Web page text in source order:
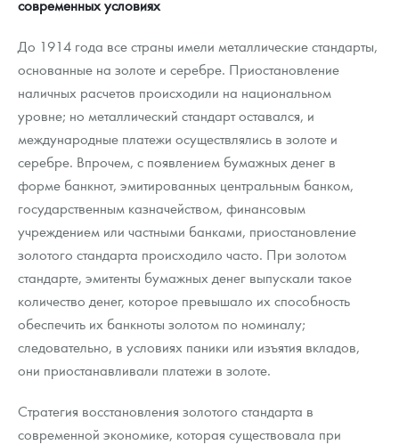
Аксессуары
Гарри Поттер
Флот: ледоколы и корабли
Жетоны "Необыкновенные обитатели глубин"
Ювелирные изделия
Русская нумизматика
Золотая карманная галерея
Наборы подарочных и коллекционных монет
Монеты и жетоны из недрагоценных металлов
Памятка для работы с монетами из драгметаллов
Условия возврата
Политика конфиденциальности
Политика использования Cookies
Положение по обработке и защите персональных данных
Скупка слитков
Наши преимущества
Письмо директору
современных условиях
До 1914 года все страны имели металлические стандарты,
основанные на золоте и серебре. Приостановление
наличных расчетов происходили на национальном
уровне; но металлический стандарт оставался, и
международные платежи осуществлялись в золоте и
серебре. Впрочем, с появлением бумажных денег в
форме банкнот, эмитированных центральным банком,
государственным казначейством, финансовым
учреждением или частными банками, приостановление
золотого стандарта происходило часто. При золотом
стандарте, эмитенты бумажных денег выпускали такое
количество денег, которое превышало их способность
обеспечить их банкноты золотом по номиналу;
следовательно, в условиях паники или изъятия вкладов,
они приостанавливали платежи в золоте.
Стратегия восстановления золотого стандарта в
современной экономике, которая существовала при